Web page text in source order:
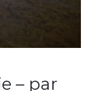
– par